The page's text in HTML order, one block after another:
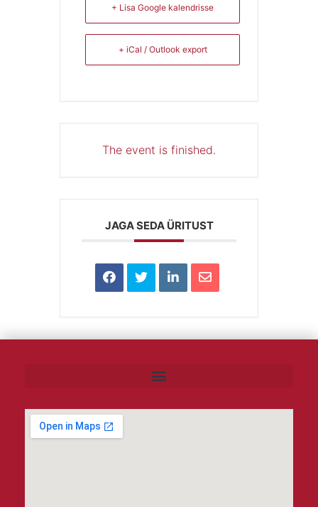
+ Lisa Google kalendrisse
+ iCal / Outlook export
The event is finished.
JAGA SEDA ÜRITUST